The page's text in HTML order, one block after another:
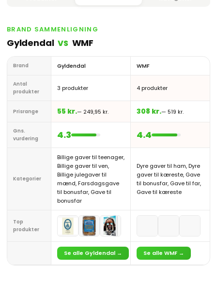
BRAND SAMMENLIGNING
Gyldendal VS WMF
Brand Gyldendal WMF
Antal
produkter
3 produkter 4 produkter
Prisrange 55 kr.— 249,95 kr. 308 kr.— 519 kr.
Gns.
vurdering
4.3 4.4
Kategorier
Billige gaver til teenager,
Billige gaver til ven,
Billige julegaver til
mænd, Farsdagsgave
til bonusfar, Gave til
bonusfar
Dyre gaver til ham, Dyre
gaver til kæreste, Gave
til bonusfar, Gave til far,
Gave til kæreste
Top
produkter
Se alle Gyldendal → Se alle WMF →